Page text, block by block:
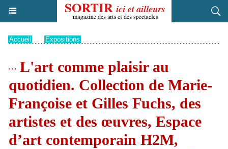
Accueil Expositions
L'art comme plaisir au
quotidien. Collection de Marie-
Françoise et Gilles Fuchs, des
artistes et des œuvres, Espace
d’art contemporain H2M,